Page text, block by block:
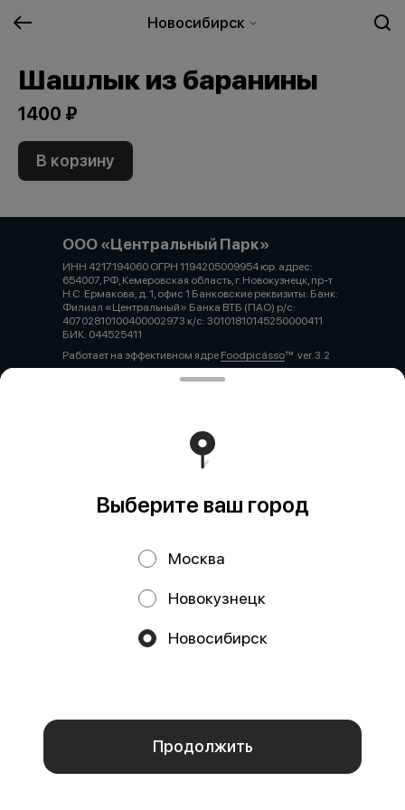
Новосибирск
аналитических сервисов согласно нашейполитике
конфиденциальности
Шашлык из баранины
1400 ₽
В корзину
ООО «Центральный Парк»
ИНН 4217194060 ОГРН 1194205009954 юр. адрес:
654007, РФ, Кемеровская область, г. Новокузнецк, пр-т
Н.С. Ермакова, д. 1, офис 1 Банковские реквизиты: Банк:
Филиал «Центральный» Банка ВТБ (ПАО) р/с:
40702810100400002973 к/с: 30101810145250000411
БИК: 044525411
Работает на эффективном ядре Foodpicássover. 3.2
Публичная оферта
Выберите ваш город
Москва
Новокузнецк
Новосибирск